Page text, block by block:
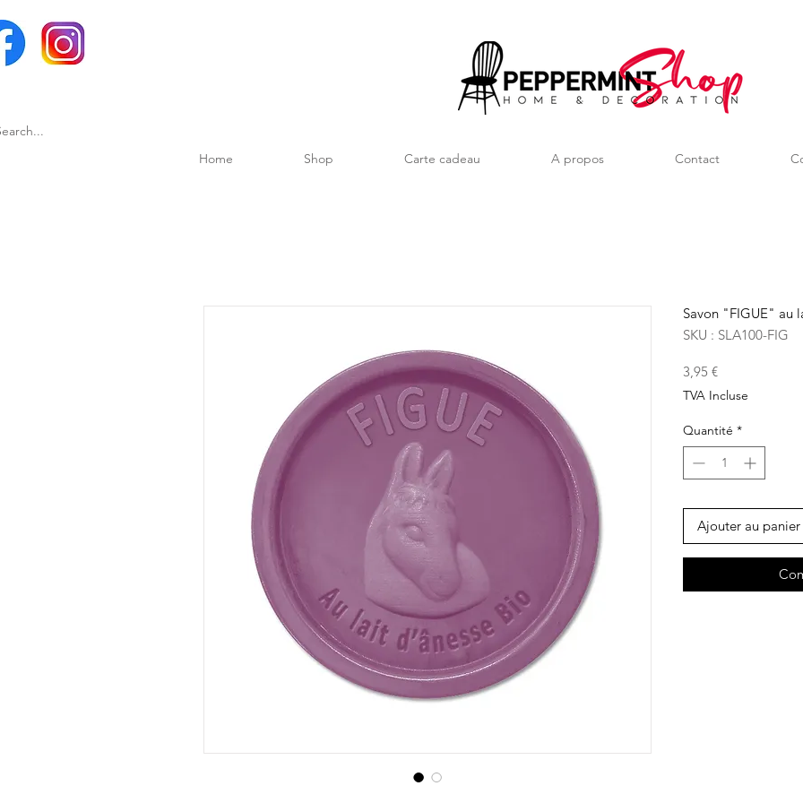
Home Shop Carte cadeau A propos Contact
Savon "FIGUE" au
SKU : SLA100-FIG
3,95 €Prix
TVA Incluse
Quantité *
Ajouter au panier